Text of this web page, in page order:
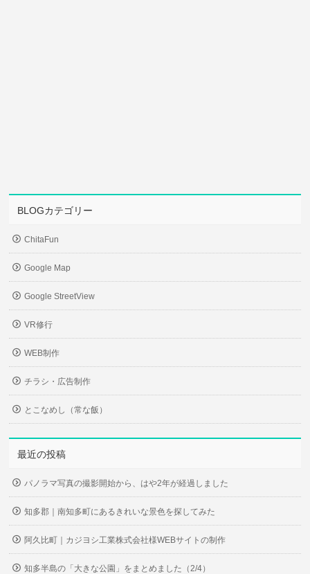
BLOGカテゴリー
ChitaFun
Google Map
Google StreetView
VR修行
WEB制作
チラシ・広告制作
とこなめし（常な飯）
最近の投稿
パノラマ写真の撮影開始から、はや2年が経過しました
知多郡｜南知多町にあるきれいな景色を探してみた
阿久比町｜カジヨシ工業株式会社様WEBサイトの制作
知多半島の「大きな公園」をまとめました（2/4）